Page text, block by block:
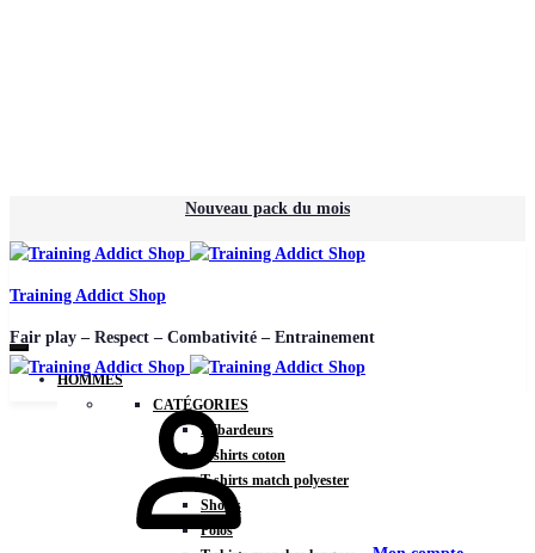
Nouveau pack du mois
Training Addict Shop
Fair play – Respect – Combativité – Entrainement
HOMMES
CATÉGORIES
Débardeurs
T-shirts coton
T-shirts match polyester
Shorts
Polos